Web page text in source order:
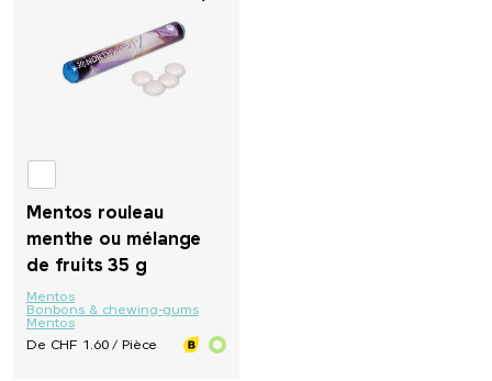
Mentos rouleau
menthe ou mélange
de fruits 35 g
Mentos
Bonbons & chewing-gums
Mentos
De CHF 1.60 / Pièce
Rubik's Cube
savontage
SEAQUAL
Secrid